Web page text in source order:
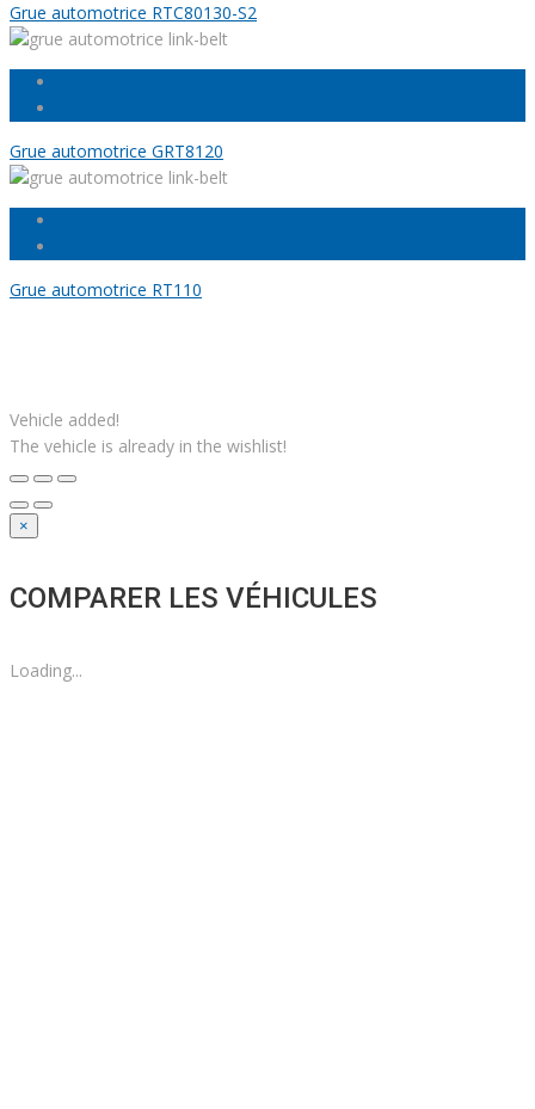
Grue automotrice RTC80130-S2
Grue automotrice GRT8120
Grue automotrice RT110
Vehicle added!
The vehicle is already in the wishlist!
×
COMPARER LES VÉHICULES
Loading...